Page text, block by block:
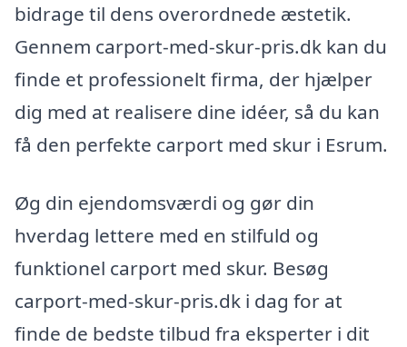
bidrage til dens overordnede æstetik.
Gennem carport-med-skur-pris.dk kan du
finde et professionelt firma, der hjælper
dig med at realisere dine idéer, så du kan
få den perfekte carport med skur i Esrum.
Øg din ejendomsværdi og gør din
hverdag lettere med en stilfuld og
funktionel carport med skur. Besøg
carport-med-skur-pris.dk i dag for at
finde de bedste tilbud fra eksperter i dit